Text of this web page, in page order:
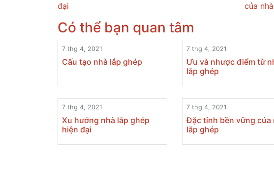
đại
của
Có thể bạn quan tâm
7 thg 4, 2021
Cấu tạo nhà lắp ghép
7 thg 4, 2021
Ưu và nhược điểm từ
lắp ghép
7 thg 4, 2021
Xu hướng nhà lắp ghép
hiện đại
7 thg 4, 2021
Đặc tính bền vững của
lắp ghép